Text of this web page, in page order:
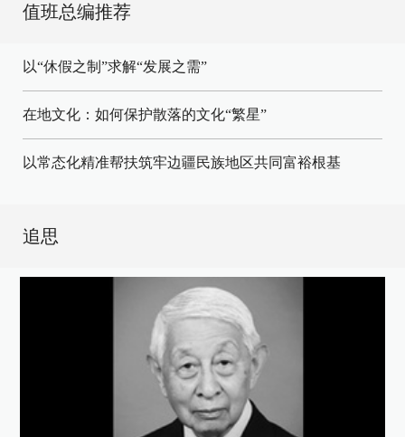
值班总编推荐
以“休假之制”求解“发展之需”
在地文化：如何保护散落的文化“繁星”
以常态化精准帮扶筑牢边疆民族地区共同富裕根基
追思